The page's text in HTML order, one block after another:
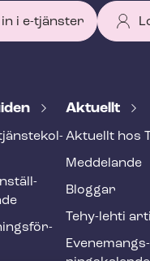
in i e-tjänster
Aktuellt
Aktuellt hos
Meddelande
Bloggar
Tehy-lehti